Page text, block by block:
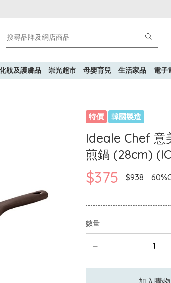
妝及護膚品 崇光超市 母嬰育兒 生活家品 電子
特價 韓國製造
Ideale Chef 意
煎鍋 (28cm)
$375 $938
數量